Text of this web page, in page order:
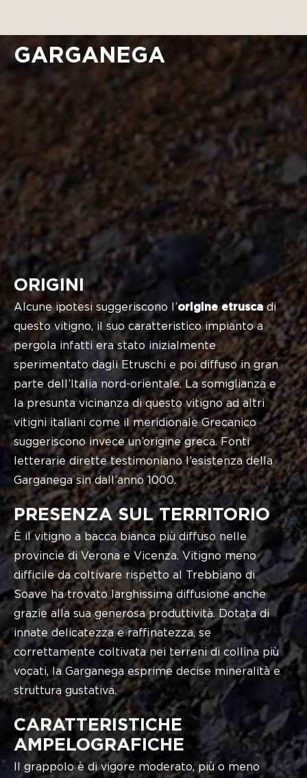
GARGANEGA
ORIGINI
Alcune ipotesi suggeriscono l’origine etruscadi
questo vitigno, il suo caratteristico impianto a
pergola infatti era stato inizialmente
sperimentato dagli Etruschi e poi diffuso in gran
parte dell’Italia nord-orientale. La somiglianza e
la presunta vicinanza di questo vitigno ad altri
vitigni italiani come il meridionale Grecanico
suggeriscono invece un’origine greca. Fonti
letterarie dirette testimoniano l’esistenza della
Garganega sin dall’anno 1000.
PRESENZA SUL TERRITORIO
È il vitigno a bacca bianca più diffuso nelle
provincie di Verona e Vicenza. Vitigno meno
difficile da coltivare rispetto al Trebbiano di
Soave ha trovato larghissima diffusione anche
grazie alla sua generosa produttività. Dotata di
innate delicatezza e raffinatezza, se
correttamente coltivata nei terreni di collina più
vocati, la Garganega esprime decise mineralità e
struttura gustativa.
CARATTERISTICHE
AMPELOGRAFICHE
Il grappolo è di vigore moderato, più o meno